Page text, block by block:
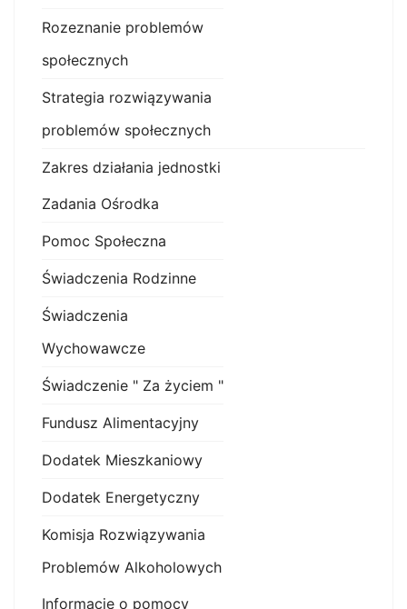
Rozeznanie problemów
społecznych
Strategia rozwiązywania
problemów społecznych
Zakres działania jednostki
Zadania Ośrodka
Pomoc Społeczna
Świadczenia Rodzinne
Świadczenia
Wychowawcze
Świadczenie " Za życiem "
Fundusz Alimentacyjny
Dodatek Mieszkaniowy
Dodatek Energetyczny
Komisja Rozwiązywania
Problemów Alkoholowych
Informacje o pomocy